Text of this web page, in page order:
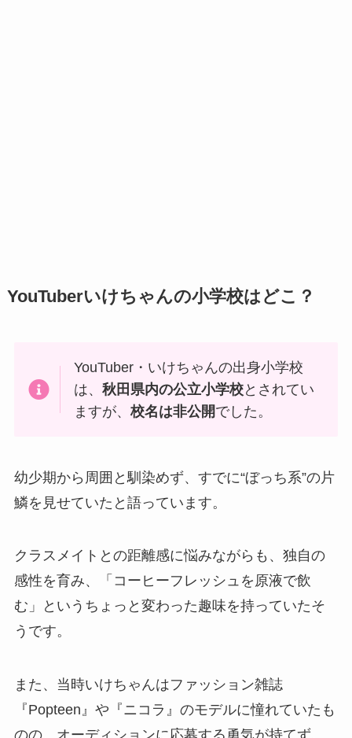
YouTuberいけちゃんの小学校はどこ？
YouTuber・いけちゃんの出身小学校
は、秋田県内の公立小学校とされてい
ますが、校名は非公開でした。
幼少期から周囲と馴染めず、すでに“ぼっち系”の片
鱗を見せていたと語っています。
クラスメイトとの距離感に悩みながらも、独自の
感性を育み、「コーヒーフレッシュを原液で飲
む」というちょっと変わった趣味を持っていたそ
うです。
また、当時いけちゃんはファッション雑誌
『Popteen』や『ニコラ』のモデルに憧れていたも